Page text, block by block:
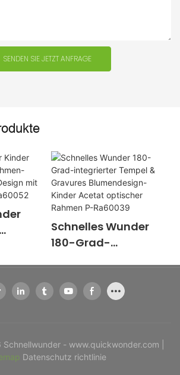
SENDEN SIE JETZT ANFRAGE
P-
Schnelles Wunder
180-Grad-
Blumendesign-
Ra60039
- www.quickwonder.com |
Datenschutz richtlinie